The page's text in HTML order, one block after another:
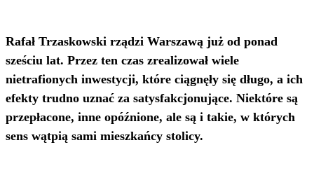
Rafał Trzaskowski rządzi Warszawą już od ponad
sześciu lat. Przez ten czas zrealizował wiele
nietrafionych inwestycji, które ciągnęły się długo, a ich
efekty trudno uznać za satysfakcjonujące. Niektóre są
przepłacone, inne opóźnione, ale są i takie, w których
sens wątpią sami mieszkańcy stolicy.